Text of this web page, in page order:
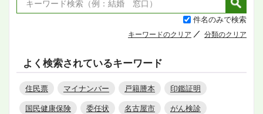
件名のみで検索
キーワードのクリア 分類のクリア
よく検索されているキーワード
住民票 マイナンバー 戸籍謄本
印鑑証明
国民健康保険
委任状 名古屋市
がん検診